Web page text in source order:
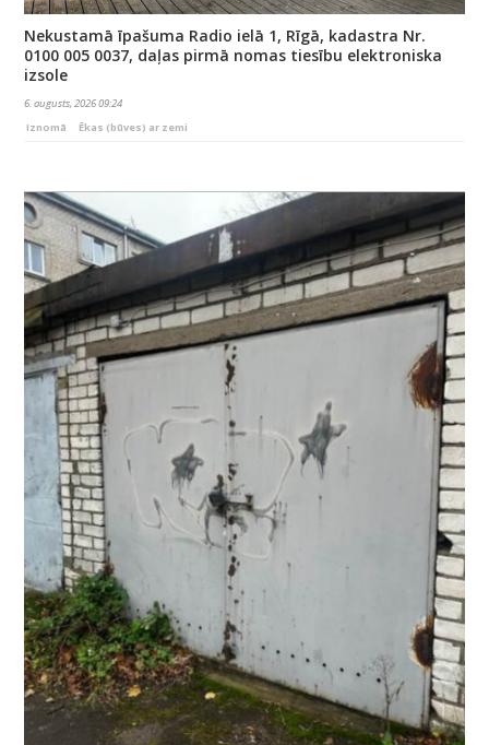
Nekustamā īpašuma Radio ielā 1, Rīgā, kadastra Nr.
0100 005 0037, daļas pirmā nomas tiesību elektroniska
izsole
6. augusts, 2026 09:24
Iznomā
Ēkas (būves) ar zemi